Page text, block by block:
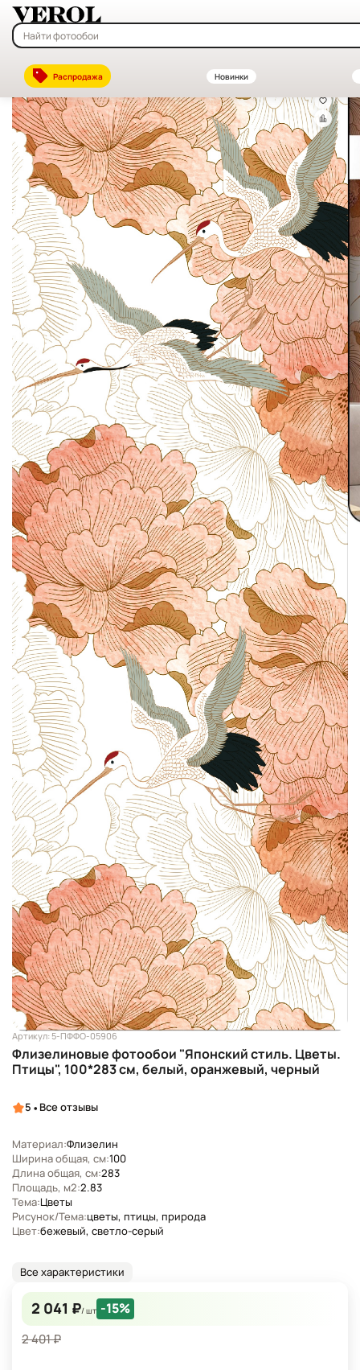
Распродажа Новинки
Главная—Каталог
Артикул: 5-ПФФО-05906
Флизелиновые фотообои "Японский стиль. Цветы.
Птицы", 100*283 см, белый, оранжевый, черный
5 • Все отзывы
Материал:Флизелин
Ширина общая, см:100
Длина общая, см:283
Площадь, м2:2.83
Тема:Цветы
Рисунок/Тема:цветы, птицы, природа
Цвет:бежевый, светло-серый
Все характеристики
2 041 ₽/ шт -15%
2 401 ₽